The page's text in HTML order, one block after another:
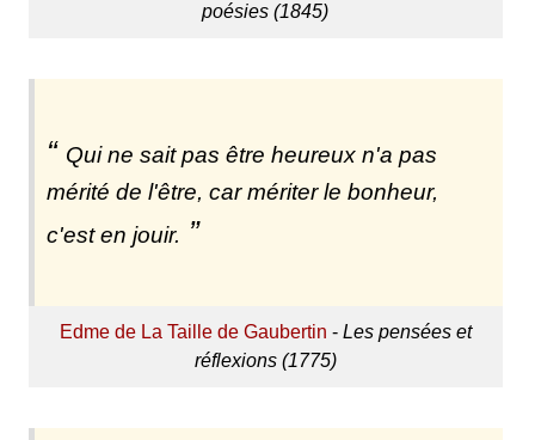
poésies (1845)
Qui ne sait pas être heureux n'a pas
mérité de l'être, car mériter le bonheur,
c'est en jouir.
Edme de La Taille de Gaubertin - Les pensées et
réflexions (1775)